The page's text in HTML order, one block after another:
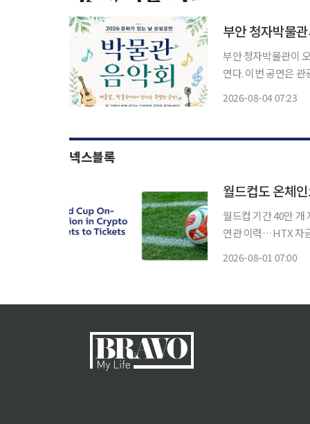
부안 청자박물
부안 청자박물관이
연다. 이번 공연은 관광객과 지역주민이 일상에서 문화예술을 쉽게 접하도록 마련됐다. 세대
2026-08-04 07:23
넥스블록
월드컵도 온체
월드컵 기간 40만
연관 이력…HTX 자
2026-08-01 07:00